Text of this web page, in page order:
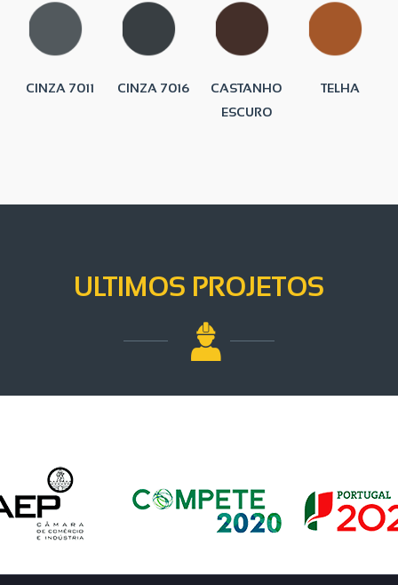
CINZA 7011 CINZA 7016
CASTANHO
ESCURO
TELHA
ULTIMOS PROJETOS